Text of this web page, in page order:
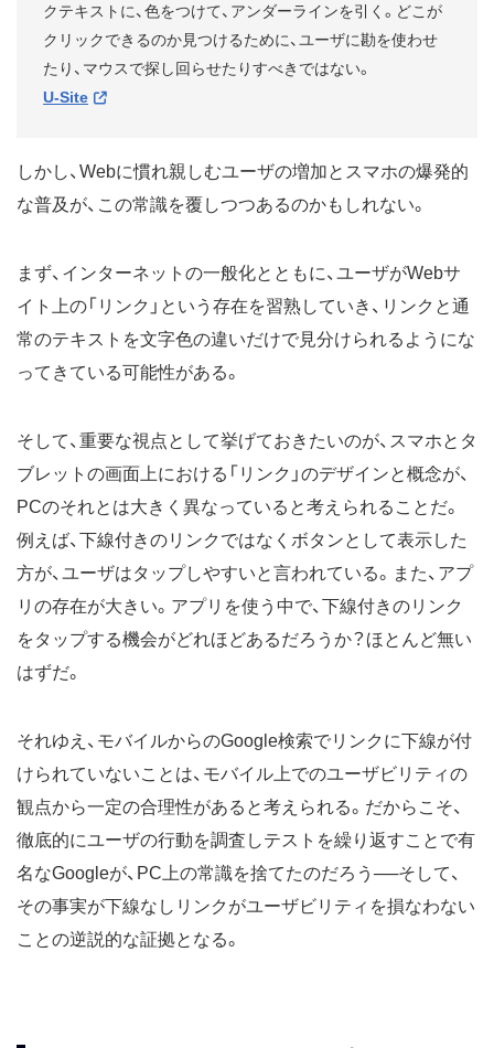
クテキストに、色をつけて、アンダーラインを引く。どこが
クリックできるのか見つけるために、ユーザに勘を使わせ
たり、マウスで探し回らせたりすべきではない。
U-Site
しかし、Webに慣れ親しむユーザの増加とスマホの爆発的
な普及が、この常識を覆しつつあるのかもしれない。
まず、インターネットの一般化とともに、ユーザがWebサ
イト上の「リンク」という存在を習熟していき、リンクと通
常のテキストを文字色の違いだけで見分けられるようにな
ってきている可能性がある。
そして、重要な視点として挙げておきたいのが、スマホとタ
ブレットの画面上における「リンク」のデザインと概念が、
PCのそれとは大きく異なっていると考えられることだ。
例えば、下線付きのリンクではなくボタンとして表示した
方が、ユーザはタップしやすいと言われている。また、アプ
リの存在が大きい。アプリを使う中で、下線付きのリンク
をタップする機会がどれほどあるだろうか？ほとんど無い
はずだ。
それゆえ、モバイルからのGoogle検索でリンクに下線が付
けられていないことは、モバイル上でのユーザビリティの
観点から一定の合理性があると考えられる。だからこそ、
徹底的にユーザの行動を調査しテストを繰り返すことで有
名なGoogleが、PC上の常識を捨てたのだろう──そして、
その事実が下線なしリンクがユーザビリティを損なわない
ことの逆説的な証拠となる。